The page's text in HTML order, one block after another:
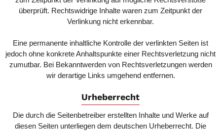
überprüft. Rechtswidrige Inhalte waren zum Zeitpunkt der
Verlinkung nicht erkennbar.
Eine permanente inhaltliche Kontrolle der verlinkten Seiten ist
jedoch ohne konkrete Anhaltspunkte einer Rechtsverletzung nicht
zumutbar. Bei Bekanntwerden von Rechtsverletzungen werden
wir derartige Links umgehend entfernen.
Urheberrecht
Die durch die Seitenbetreiber erstellten Inhalte und Werke auf
diesen Seiten unterliegen dem deutschen Urheberrecht. Die